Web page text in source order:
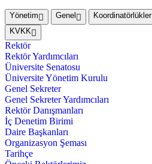
Yönetim Genel Koordinatörlükler
KVKK
Rektör
Rektör Yardımcıları
Üniversite Senatosu
Üniversite Yönetim Kurulu
Genel Sekreter
Genel Sekreter Yardımcıları
Rektör Danışmanları
İç Denetim Birimi
Daire Başkanları
Organizasyon Şeması
Tarihçe